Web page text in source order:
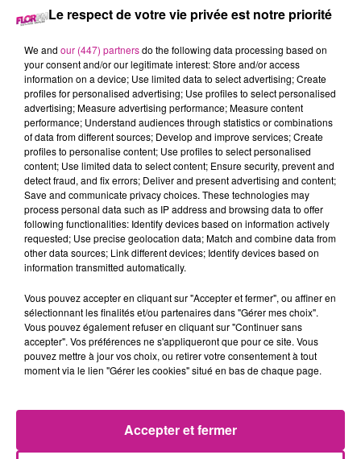
Nobel de littérature, qui vit à Paris, loin de son pays natal,
l'Algérie. Il refuse systématiquement toutes les invitations
qui lui sont faites. Jusqu'au jour où il décide d'accepter d'être
fait « Citoyen d'honneur » de Sidi Mimoun, la petite ville où il
est né. Mais est-ce vraiment une bonne idée que de revoir les
habitants de cette ville, qui sont devenus, d'année en année,
les personnages de ses différents romans ?
Cet élément est masqué compte-tenu du refus du
dépôt de cookies que vous avez exprimé. Si vous
souhaitez l'afficher, merci de nous donner votre accord
en cliquant sur le bouton ci-dessous.
TITRES DIFFUSÉS Voir plus
Le respect de votre vie privée est notre priorité
We and our (447) partnersdo the following data processing based on
your consent and/or our legitimate interest: Store and/or access
information on a device; Use limited data to select advertising; Create
profiles for personalised advertising; Use profiles to select personalised
advertising; Measure advertising performance; Measure content
performance; Understand audiences through statistics or combinations
of data from different sources; Develop and improve services; Create
profiles to personalise content; Use profiles to select personalised
content; Use limited data to select content; Ensure security, prevent and
detect fraud, and fix errors; Deliver and present advertising and content;
Save and communicate privacy choices. These technologies may
process personal data such as IP address and browsing data to offer
following functionalities: Identify devices based on information actively
requested; Use precise geolocation data; Match and combine data from
other data sources; Link different devices; Identify devices based on
information transmitted automatically.
Vous pouvez accepter en cliquant sur "Accepter et fermer", ou affiner en
sélectionnant les finalités et/ou partenaires dans "Gérer mes choix".
Vous pouvez également refuser en cliquant sur "Continuer sans
accepter". Vos préférences ne s'appliqueront que pour ce site. Vous
pouvez mettre à jour vos choix, ou retirer votre consentement à tout
moment via le lien "Gérer les cookies" situé en bas de chaque page.
Accepter et fermer